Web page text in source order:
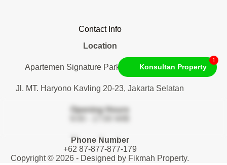
Contact Info
Location
Apartemen Signature Park Tebet. Lantai 1
Jl. MT. Haryono Kavling 20-23, Jakarta Selatan
Opening Hours
Phone Number
+62 87-877-877-179
Copyright © 2026 - Designed by Fikmah Property.
Konsultan Property
1